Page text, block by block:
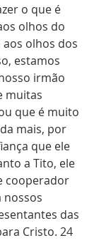
o que é
olhos do
olhos dos
estamos
irmão
muitas
que é muito
mais, por
que ele
a Tito, ele
cooperador
nossos
das
Cristo. 24